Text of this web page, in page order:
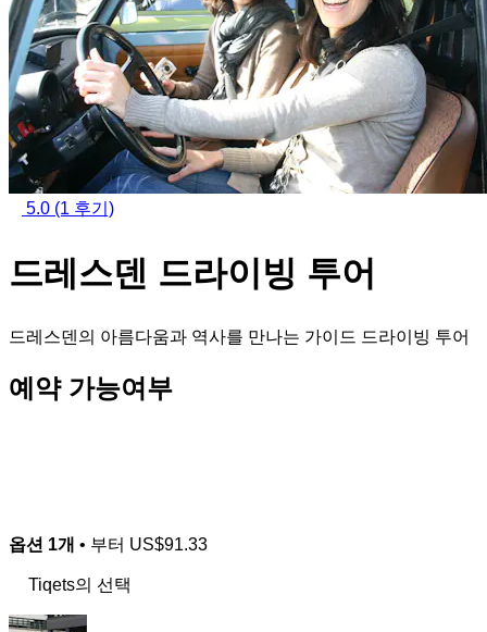
5.0 (1 후기)
드레스덴 드라이빙 투어
드레스덴의 아름다움과 역사를 만나는 가이드 드라이빙 투어
예약 가능여부
옵션 1개 • 부터 US$91.33
Tiqets의 선택